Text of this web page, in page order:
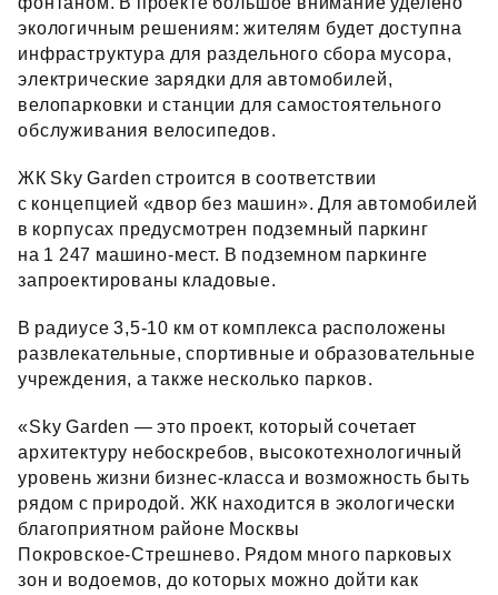
экологичным решениям: жителям будет доступна
инфраструктура для раздельного сбора мусора,
электрические зарядки для автомобилей,
велопарковки и станции для самостоятельного
обслуживания велосипедов.
ЖК Sky Garden строится в соответствии
с концепцией «двор без машин». Для автомобилей
в корпусах предусмотрен подземный паркинг
на 1 247 машино‑мест. В подземном паркинге
запроектированы кладовые.
В радиусе 3,5‑10 км от комплекса расположены
развлекательные, спортивные и образовательные
учреждения, а также несколько парков.
«Sky Garden — это проект, который сочетает
архитектуру небоскребов, высокотехнологичный
уровень жизни бизнес‑класса и возможность быть
рядом с природой. ЖК находится в экологически
благоприятном районе Москвы
Покровское‑Стрешнево. Рядом много парковых
зон и водоемов, до которых можно дойти как